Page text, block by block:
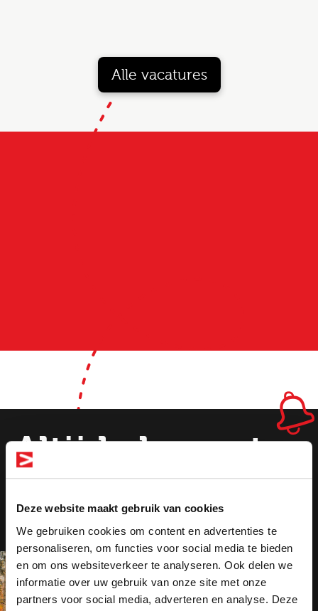
Deze website maakt gebruik van cookies
We gebruiken cookies om content en advertenties te
personaliseren, om functies voor social media te bieden
en om ons websiteverkeer te analyseren. Ook delen we
informatie over uw gebruik van onze site met onze
partners voor social media, adverteren en analyse. Deze
Alle vacatures
Altijd als eerste
op de hoogte
van de nieuwste
vacatures!
Altijd als 1e op de hoogte van de